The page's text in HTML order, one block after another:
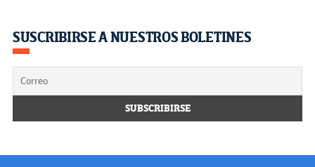
SUSCRIBIRSE A NUESTROS BOLETINES